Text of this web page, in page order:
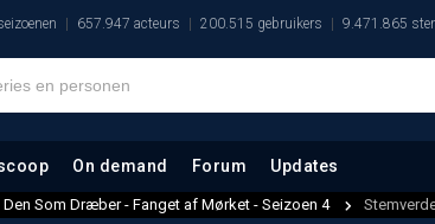
657.947 acteurs 200.515 gebruikers 9.471.865
On demand Forum Updates
Den Som Dræber - Fanget af Mørket - Seizoen 4